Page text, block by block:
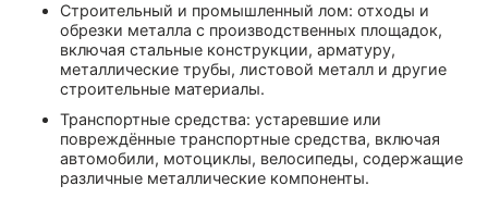
Строительный и промышленный лом: отходы и
обрезки металла с производственных площадок,
включая стальные конструкции, арматуру,
металлические трубы, листовой металл и другие
строительные материалы.
Транспортные средства: устаревшие или
повреждённые транспортные средства, включая
автомобили, мотоциклы, велосипеды, содержащие
различные металлические компоненты.